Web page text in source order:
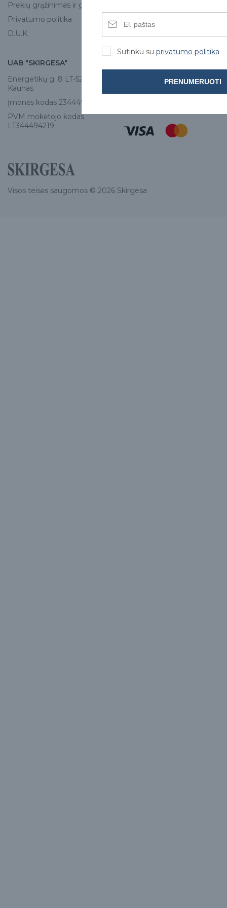
Prekių grąžinimas ir garantija
Privatumo politika
D.U.K.
UAB "SKIRGESA"
Energetikų g. 8 LT-52461,
Kaunas
Įmonės kodas 234449420
PVM mokėtojo kodas
LT344494219
+370 671 77528
info@e-skirgesa.lt
Visos teisės saugomos © 2026 Skirgesa
Sutinku su privatumo politika
PRENUMERUOTI